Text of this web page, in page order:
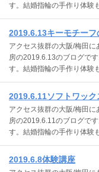
す。結婚指輪の手作り体験
2019.6.13キーモチーフ
アクセス抜群の大阪/梅田
房の2019.6.13のブログで
す。結婚指輪の手作り体験
2019.6.11ソフトワッ
アクセス抜群の大阪/梅田
房の2019.6.11のブログで
す。結婚指輪の手作り体験
2019.6.8体験講座